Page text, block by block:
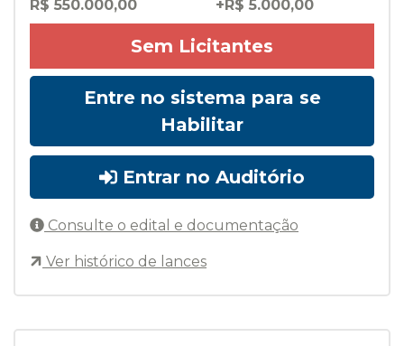
R$ 550.000,00
+R$ 5.000,00
Sem Licitantes
Entre no sistema para se
Habilitar
Entrar no Auditório
Consulte o edital e documentação
Ver histórico de lances